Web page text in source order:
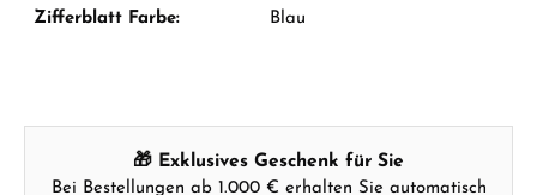
Zifferblatt Farbe: Blau
🎁 Exklusives Geschenk für Sie
Bei Bestellungen ab 1.000 € erhalten Sie automatisch